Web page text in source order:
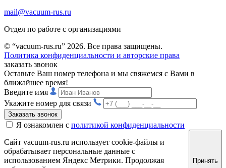
mail@vacuum-rus.ru
Отдел по работе с организациями
© “vacuum-rus.ru” 2026. Все права защищены.
Политика конфиденциальности и авторские права
заказать звонок
Оставьте Ваш номер телефона и мы свяжемся с Вами в
ближайшее время!
Введите имя
Укажите номер для связи
Заказать звонок
Я ознакомлен с политикой конфиденциальности
Сайт vacuum-rus.ru использует cookie-файлы и
обрабатывает персональные данные с
использованием Яндекс Метрики. Продолжая
Принять